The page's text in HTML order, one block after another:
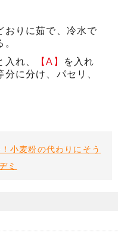
おりに茹で、冷水で
れ、
【A】
を入れ
に分け、パセリ、
小麦粉の代わりにそう
ミ